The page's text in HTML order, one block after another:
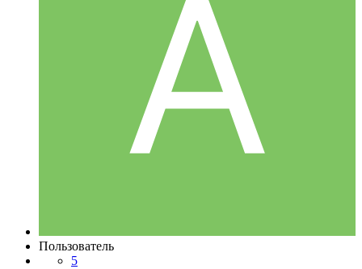
Пользователь
5